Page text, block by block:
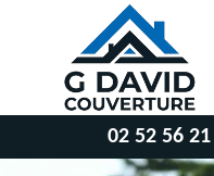
02 52 56